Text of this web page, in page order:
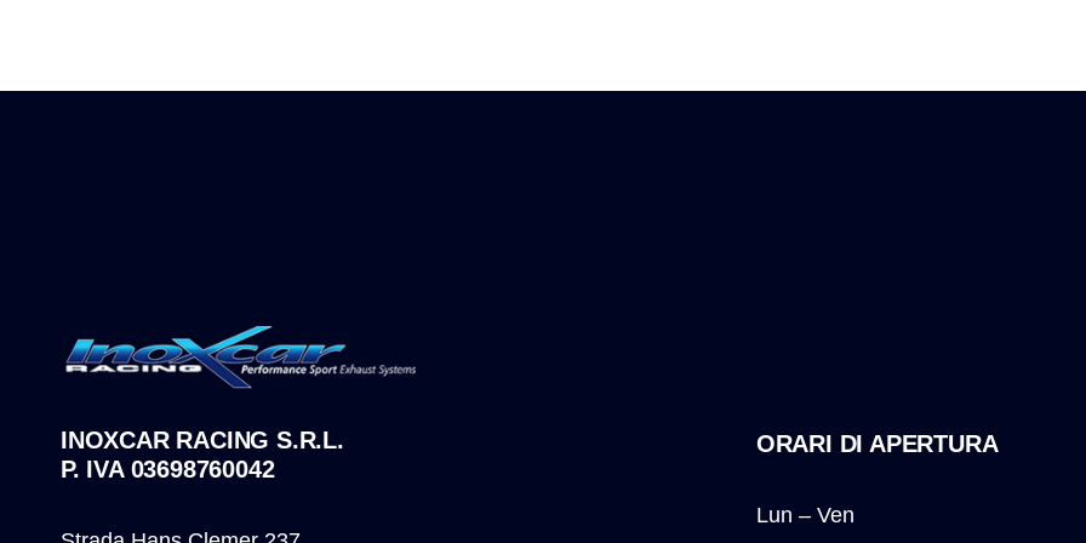
INOXCAR RACING S.R.L.
P. IVA 03698760042
ORARI DI APERTURA
Lun – Ven